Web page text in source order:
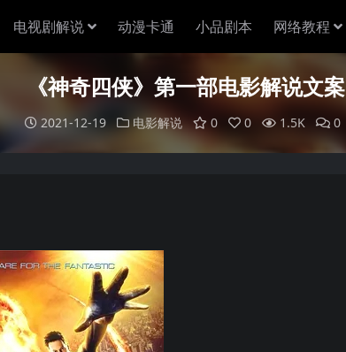
电视剧解说 动漫卡通 小品剧本 网络教程
《神奇四侠》第一部电影解说文案
2021-12-19 电影解说 0 0 1.5K 0